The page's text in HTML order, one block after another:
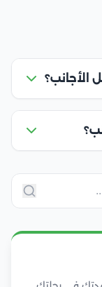
الأجانب؟